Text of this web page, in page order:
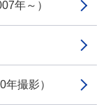
年～）
撮影）